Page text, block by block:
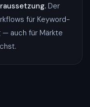
Der
für Keyword-
auch für Märkte